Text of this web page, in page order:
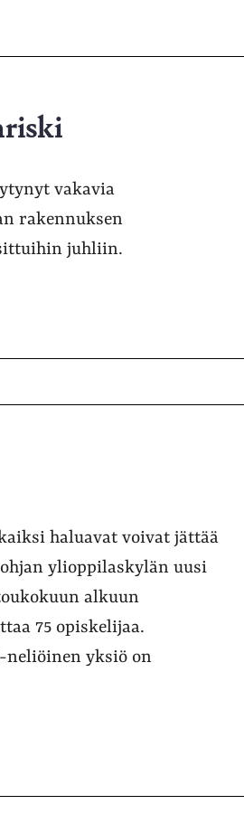
vakavia
rakennuksen
juhliin.
haluavat voivat jättää
ylioppilaskylän uusi
alkuun
75 opiskelijaa.
neliöinen yksiö on